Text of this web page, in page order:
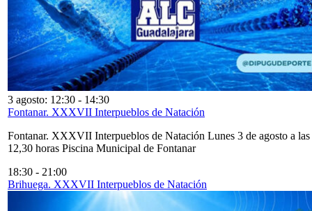
3 agosto: 12:30 - 14:30
Fontanar. XXXVII Interpueblos de Natación
Fontanar. XXXVII Interpueblos de Natación Lunes 3 de agosto a las
12,30 horas Piscina Municipal de Fontanar
18:30 - 21:00
Brihuega. XXXVII Interpueblos de Natación